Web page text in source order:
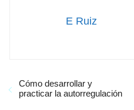
E Ruiz
Cómo desarrollar y
practicar la autorregulación